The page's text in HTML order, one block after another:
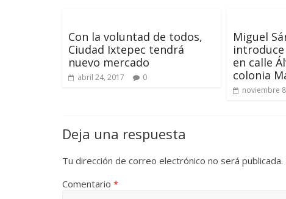
Con la voluntad de todos,
Ciudad Ixtepec tendrá
nuevo mercado
abril 24, 2017 0
Miguel
en calle
colonia
noviembre
Deja una respuesta
Tu dirección de correo electrónico no será publicada.
Comentario *